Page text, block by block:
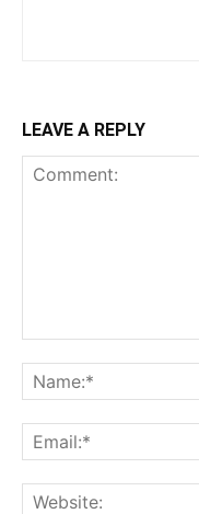
LEAVE A REPLY